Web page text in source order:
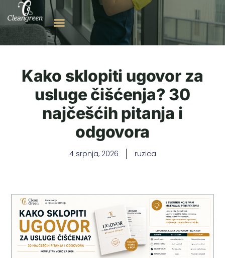
Kako sklopiti ugovor za
usluge čišćenja? 30
najčešćih pitanja i
odgovora
4 srpnja, 2026 ruzica